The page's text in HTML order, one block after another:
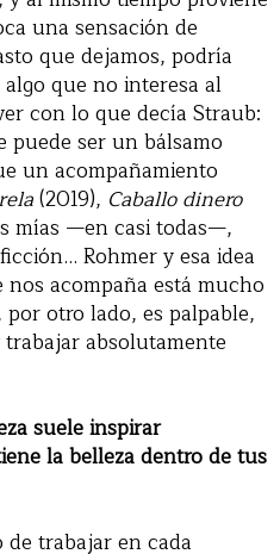
una sensación de
que dejamos, podría
que no interesa al
con lo que decía Straub:
puede ser un bálsamo
un acompañamiento
(2019), Caballo dinero
mías —en casi todas—,
Rohmer y esa idea
acompaña está mucho
otro lado, es palpable,
absolutamente
suele inspirar
la belleza dentro de tus
trabajar en cada